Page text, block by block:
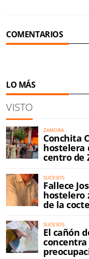
COMENTARIOS
LO MÁS
VISTO
ZAMORA
Conchita
hostelera
centro de
SUCESOS
Fallece
hostelero
de la
SUCESOS
El cañón